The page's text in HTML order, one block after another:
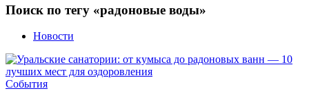
Поиск по тегу «радоновые воды»
Новости
События